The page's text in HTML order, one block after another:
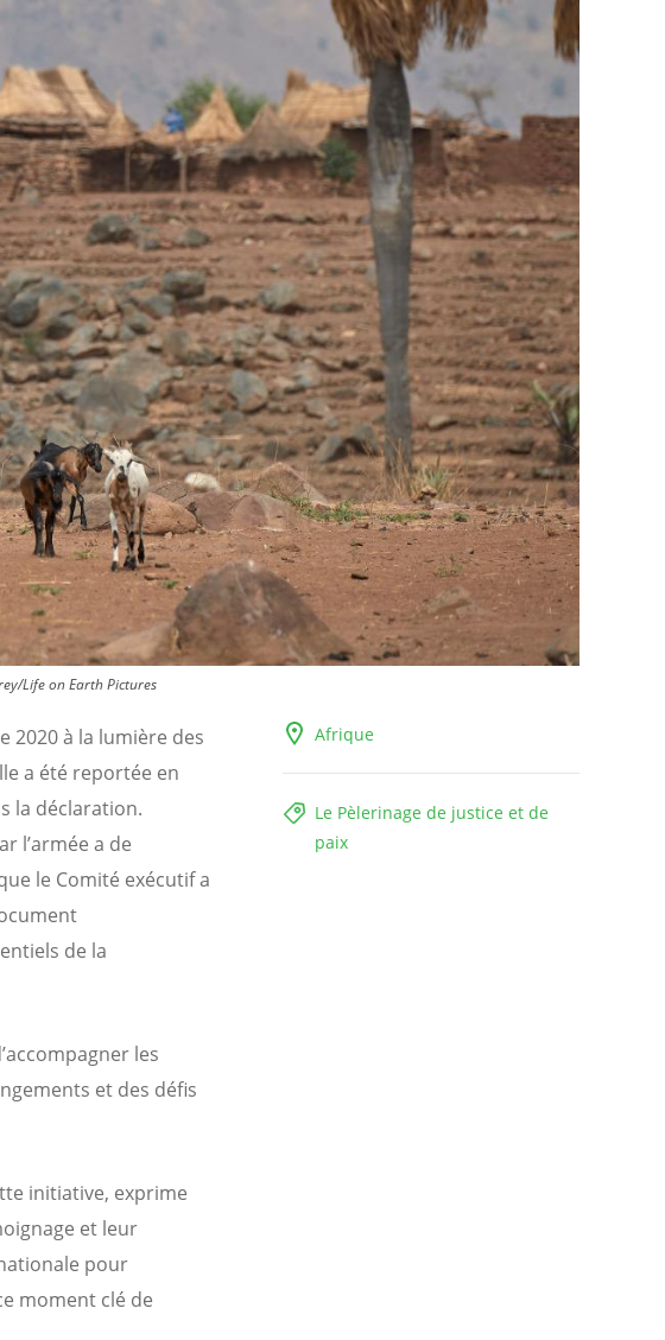
Life on Earth Pictures
Afrique
Le Pèlerinage de justice et de
paix
2020 à la lumière des
a été reportée en
la déclaration.
l’armée a de
le Comité exécutif a
de la
les
et des défis
initiative, exprime
et leur
pour
moment clé de